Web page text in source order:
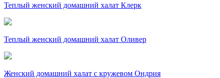
Теплый женский домашний халат Клерк
Теплый женский домашний халат Оливер
Женский домашний халат с кружевом Ондрия